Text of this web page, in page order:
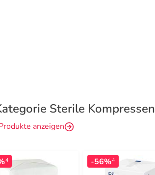
Sterile Kompressen
anzeigen
4 -56%4